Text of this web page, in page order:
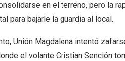
en el terreno, pero la
para bajarle la guardia al local.
Unión Magdalena intentó
el volante Cristian Sención